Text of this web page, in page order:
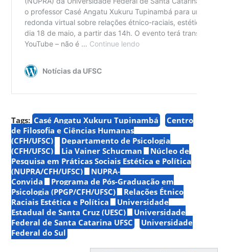
Tags: Casé Angatu Xukuru Tupinambá
Centro
de Filosofia e Ciências Humanas
(CFH/UFSC)
Departamento de Psicologia
(CFH/UFSC)
Lia Vainer Schucman
Núcleo de
Pesquisa em Práticas Sociais Estética e Política
(NUPRA/CFH/UFSC)
NUPRA-
Convida
Programa de Pós-Graduação em
Psicologia (PPGP/CFH/UFSC)
Relações Étnico
Raciais Estética e Política
Universidade
Estadual de Santa Cruz (UESC)
Universidade
Federal de Santa Catarina UFSC
Universidade
Federal do Sul